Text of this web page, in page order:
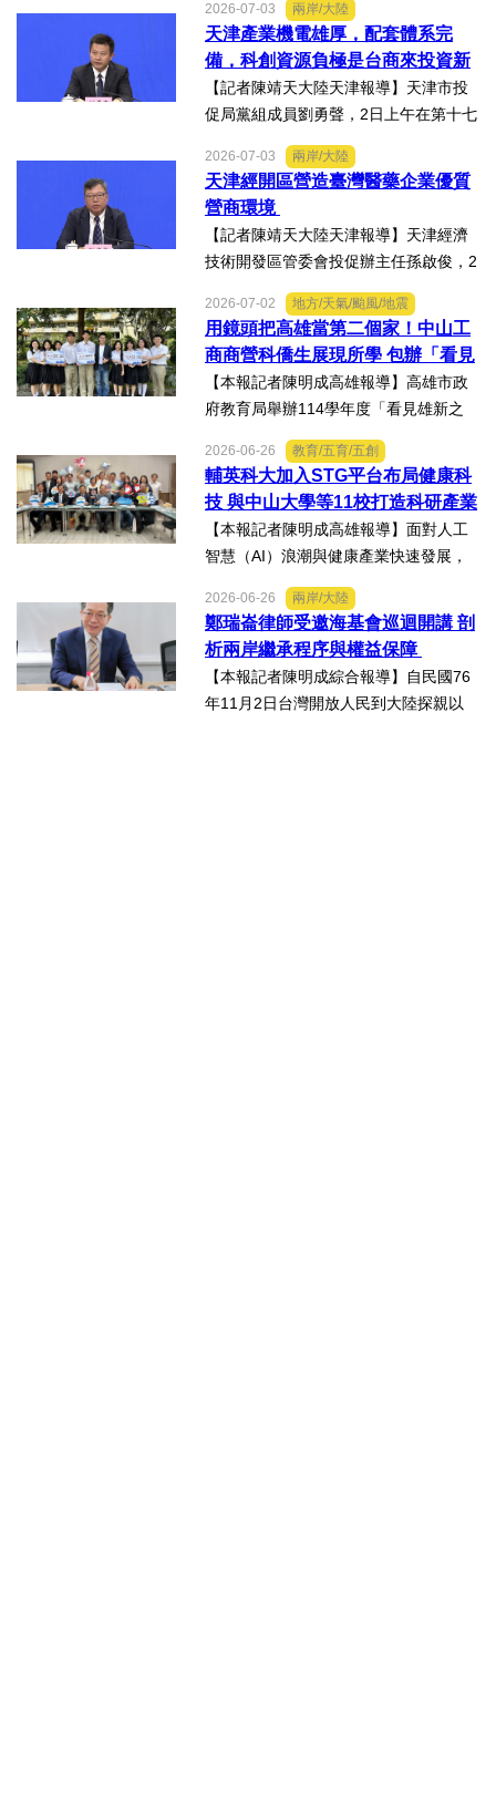
會上，針對吸引臺商臺企來津發展人工
智能產業方面具備優勢表示，高新區作
為國家自主創新示範區，也...
2026-07-03 兩岸/大陸
天津產業機電雄厚，配套體系完
備，科創資源負極是台商來投資新
業的理想沃土
【記者陳靖天大陸天津報導】天津市投
促局黨組成員劉勇聲，2日上午在第十七
答記者提問關於天津在產業發展方面有
哪些突出優勢，目前台資企業在天津的
融合情況，未來還有哪些...
2026-07-03 兩岸/大陸
天津經開區營造臺灣醫藥企業優質
營商環境
【記者陳靖天大陸天津報導】天津經濟
技術開發區管委會投促辦主任孫啟俊，2
新聞發佈會上，說明天津市作為北方生
物醫藥產業高地，天津經開區能為臺灣
醫藥大健康行業的創業者和...
2026-07-02 地方/天氣/颱風/地震
用鏡頭把高雄當第二個家！中山工
商商營科僑生展現所學 包辦「看見
雄新之光」創意短片前三名
【本報記者陳明成高雄報導】高雄市政
府教育局舉辦114學年度「看見雄新之
科建教僑生專班學生囊括高中職組前三
名。李昱平校長表示，來自泰國、印尼
及越南僑生，以異國的獨特視...
2026-06-26 教育/五育/五創
輔英科大加入STG平台布局健康科
技 與中山大學等11校打造科研產業
生態圈
【本報記者陳明成高雄報導】面對人工
智慧（AI）浪潮與健康產業快速發展，
灣科研產業化平台」，再擴大跨校科研
合作版圖，與輔英科技大學簽署合作備
忘錄（MOU），並共同為「廠...
2026-06-26 兩岸/大陸
鄭瑞崙律師受邀海基會巡迴開講 剖
析兩岸繼承程序與權益保障
【本報記者陳明成綜合報導】自民國76
年11月2日台灣開放人民到大陸探親以